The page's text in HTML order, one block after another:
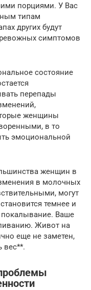
порциями. У Вас
типам
других будут
симптомов
состояние
перепады
женщины
в то
эмоциональной
женщин в
в молочных
могут
темнее и
Ваше
Живот на
еще не заметен,
вес**.